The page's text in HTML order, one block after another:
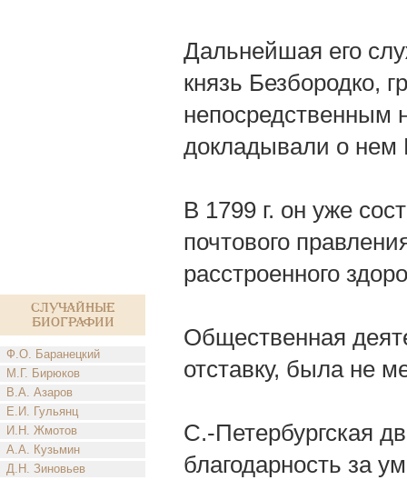
Случайные
биографии
Ф.О. Баранецкий
М.Г. Бирюков
В.А. Азаров
Е.И. Гульянц
И.Н. Жмотов
А.А. Кузьмин
Д.Н. Зиновьев
Дальнейшая его
князь Безбородко,
непосредственным
докладывали о нем
В 1799 г. он уже
почтового
расстроенного
Общественная
отставку, была не
С.-Петербургская
благодарность за